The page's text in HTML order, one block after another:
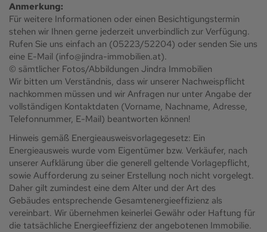
Anmerkung:
Für weitere Informationen oder einen Besichtigungstermin
stehen wir Ihnen gerne jederzeit unverbindlich zur Verfügung.
Rufen Sie uns einfach an (05223/52204) oder senden Sie uns
eine E-Mail (info@jindra-immobilien.at).
© sämtlicher Fotos/Abbildungen Jindra Immobilien
Wir bitten um Verständnis, dass wir unserer Nachweispflicht
nachkommen müssen und wir Anfragen nur unter Angabe der
vollständigen Kontaktdaten (Vorname, Nachname, Adresse,
Telefonnummer, E-Mail) beantworten können!
Hinweis gemäß Energieausweisvorlagegesetz: Ein
Energieausweis wurde vom Eigentümer bzw. Verkäufer, nach
unserer Aufklärung über die generell geltende Vorlagepflicht,
sowie Aufforderung zu seiner Erstellung noch nicht vorgelegt.
Daher gilt zumindest eine dem Alter und der Art des
Gebäudes entsprechende Gesamtenergieeffizienz als
vereinbart. Wir übernehmen keinerlei Gewähr oder Haftung für
die tatsächliche Energieeffizienz der angebotenen Immobilie.